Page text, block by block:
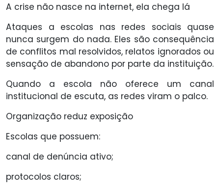
A crise não nasce na internet, ela chega lá
Ataques a escolas nas redes sociais quase
nunca surgem do nada. Eles são consequência
de conflitos mal resolvidos, relatos ignorados ou
sensação de abandono por parte da instituição.
Quando a escola não oferece um canal
institucional de escuta, as redes viram o palco.
Organização reduz exposição
Escolas que possuem:
canal de denúncia ativo;
protocolos claros;